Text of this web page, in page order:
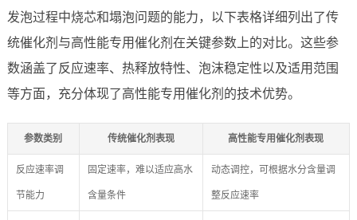
发泡过程中烧芯和塌泡问题的能力，以下表格详细列出了传
统催化剂与高性能专用催化剂在关键参数上的对比。这些参
数涵盖了反应速率、热释放特性、泡沫稳定性以及适用范围
等方面，充分体现了高性能专用催化剂的技术优势。
参数类别 传统催化剂表现 高性能专用催化剂表现
反应速率调
节能力
固定速率，难以适应高水
含量条件
动态调控，可根据水分含量调
整反应速率